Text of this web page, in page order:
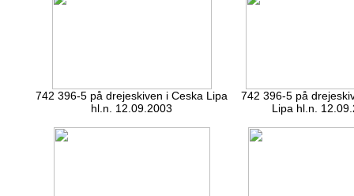
742 396-5 på drejeskiven i Ceska Lipa
hl.n. 12.09.2003
742 396-5 på
Lipa hl.n.